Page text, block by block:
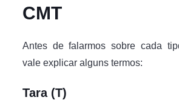
CMT
Antes de falarmos sobre cada
vale explicar alguns termos:
Tara (T)